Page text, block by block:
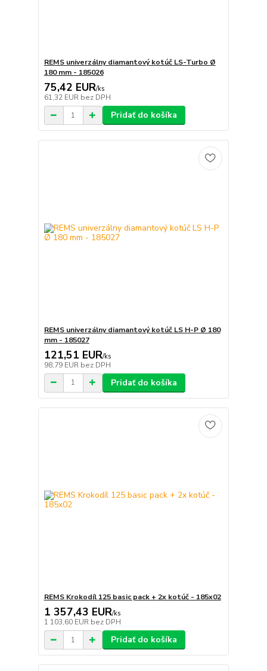
REMS univerzálny diamantový kotúč LS-Turbo Ø
180 mm - 185026
75,42 EUR/ks
61,32 EUR bez DPH
Pridať do košíka
REMS univerzálny diamantový kotúč LS H-P Ø 180
mm - 185027
121,51 EUR/ks
98,79 EUR bez DPH
Pridať do košíka
REMS Krokodíl 125 basic pack + 2x kotúč - 185x02
1 357,43 EUR/ks
1 103,60 EUR bez DPH
Pridať do košíka